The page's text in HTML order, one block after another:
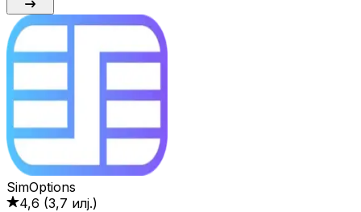
SimOptions
4,6 (3,7 илј.)